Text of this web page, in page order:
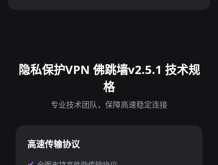
隐私保护VPN 佛跳墙v2.5.1 技术规
格
专业技术团队，保障高速稳定连接
高速传输协议